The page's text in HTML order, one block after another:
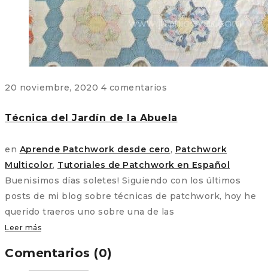
20 noviembre, 2020 4 comentarios
Técnica del Jardín de la Abuela
en Aprende Patchwork desde cero, Patchwork
Multicolor, Tutoriales de Patchwork en Español
Buenisimos días soletes! Siguiendo con los últimos
posts de mi blog sobre técnicas de patchwork, hoy he
querido traeros uno sobre una de las
Leer más
Comentarios (0)